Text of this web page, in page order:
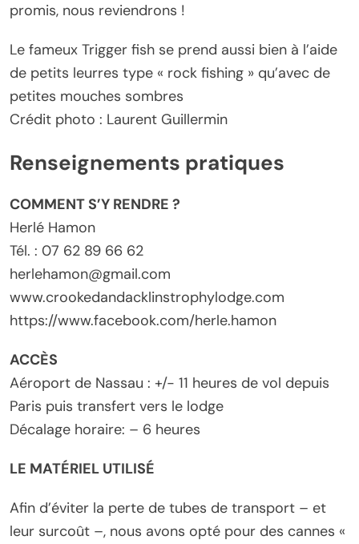
promis, nous reviendrons !
Le fameux Trigger fish se prend aussi bien à l’aide
de petits leurres type « rock fishing » qu’avec de
petites mouches sombres
Crédit photo : Laurent Guillermin
Renseignements pratiques
COMMENT S’Y RENDRE ?
Herlé Hamon
Tél. : 07 62 89 66 62
herlehamon@gmail.com
www.crookedandacklinstrophylodge.com
https://www.facebook.com/herle.hamon
ACCÈS
Aéroport de Nassau : +/- 11 heures de vol depuis
Paris puis transfert vers le lodge
Décalage horaire: – 6 heures
LE MATÉRIEL UTILISÉ
Afin d’éviter la perte de tubes de transport – et
leur surcoût –, nous avons opté pour des cannes «